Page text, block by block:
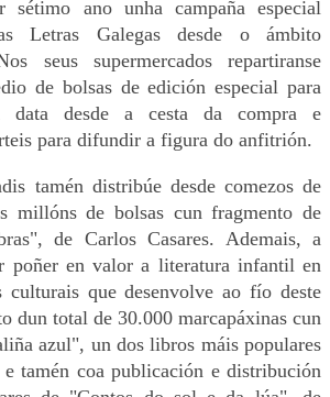
sétimo ano unha campaña especial
Letras Galegas desde o ámbito
seus supermercados repartiranse
de bolsas de edición especial para
data desde a cesta da compra e
para difundir a figura do anfitrión.
tamén distribúe desde comezos de
millóns de bolsas cun fragmento de
de Carlos Casares. Ademais, a
poñer en valor a literatura infantil en
culturais que desenvolve ao fío deste
dun total de 30.000 marcapáxinas cun
azul", un dos libros máis populares
e tamén coa publicación e distribución